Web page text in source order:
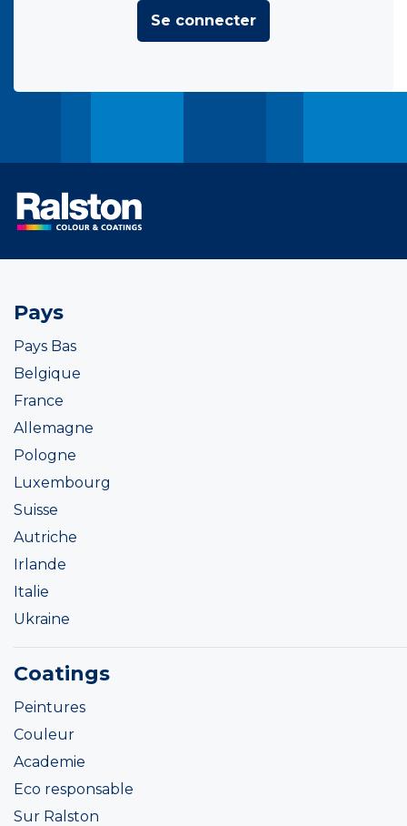
Se connecter
Pays
Pays Bas
Belgique
France
Allemagne
Pologne
Luxembourg
Suisse
Autriche
Irlande
Italie
Ukraine
Coatings
Peintures
Couleur
Academie
Eco responsable
Sur Ralston